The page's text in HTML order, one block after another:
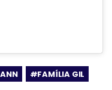
#FAMÍLIA GIL